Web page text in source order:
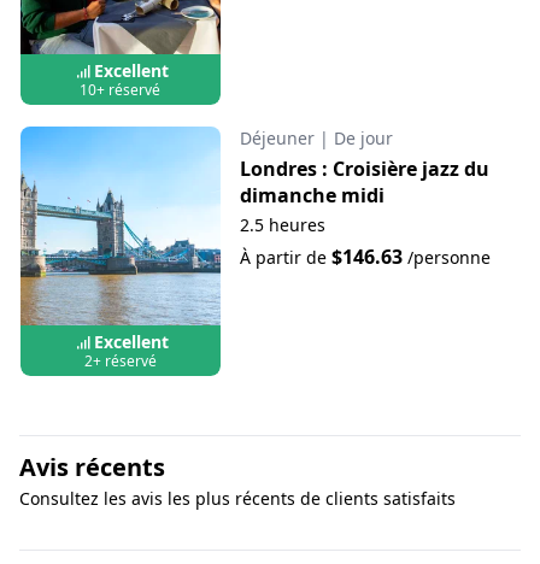
Excellent
10+ réservé
Excellent
2+ réservé
Déjeuner | De jour
Londres : Croisière jazz du
dimanche midi
2.5 heures
À partir de $146.63/personne
Avis récents
Consultez les avis les plus récents de clients satisfaits